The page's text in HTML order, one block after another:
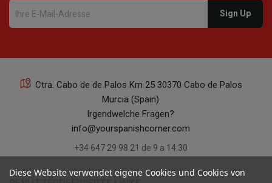
Ctra. Cabo de de Palos Km 25 30370 Cabo de Palos
Murcia (Spain)
Irgendwelche Fragen?
info@yourspanishcorner.com
+34 647 29 98 21 de 9 a 14:30
Diese Website verwendet eigene Cookies und Cookies von